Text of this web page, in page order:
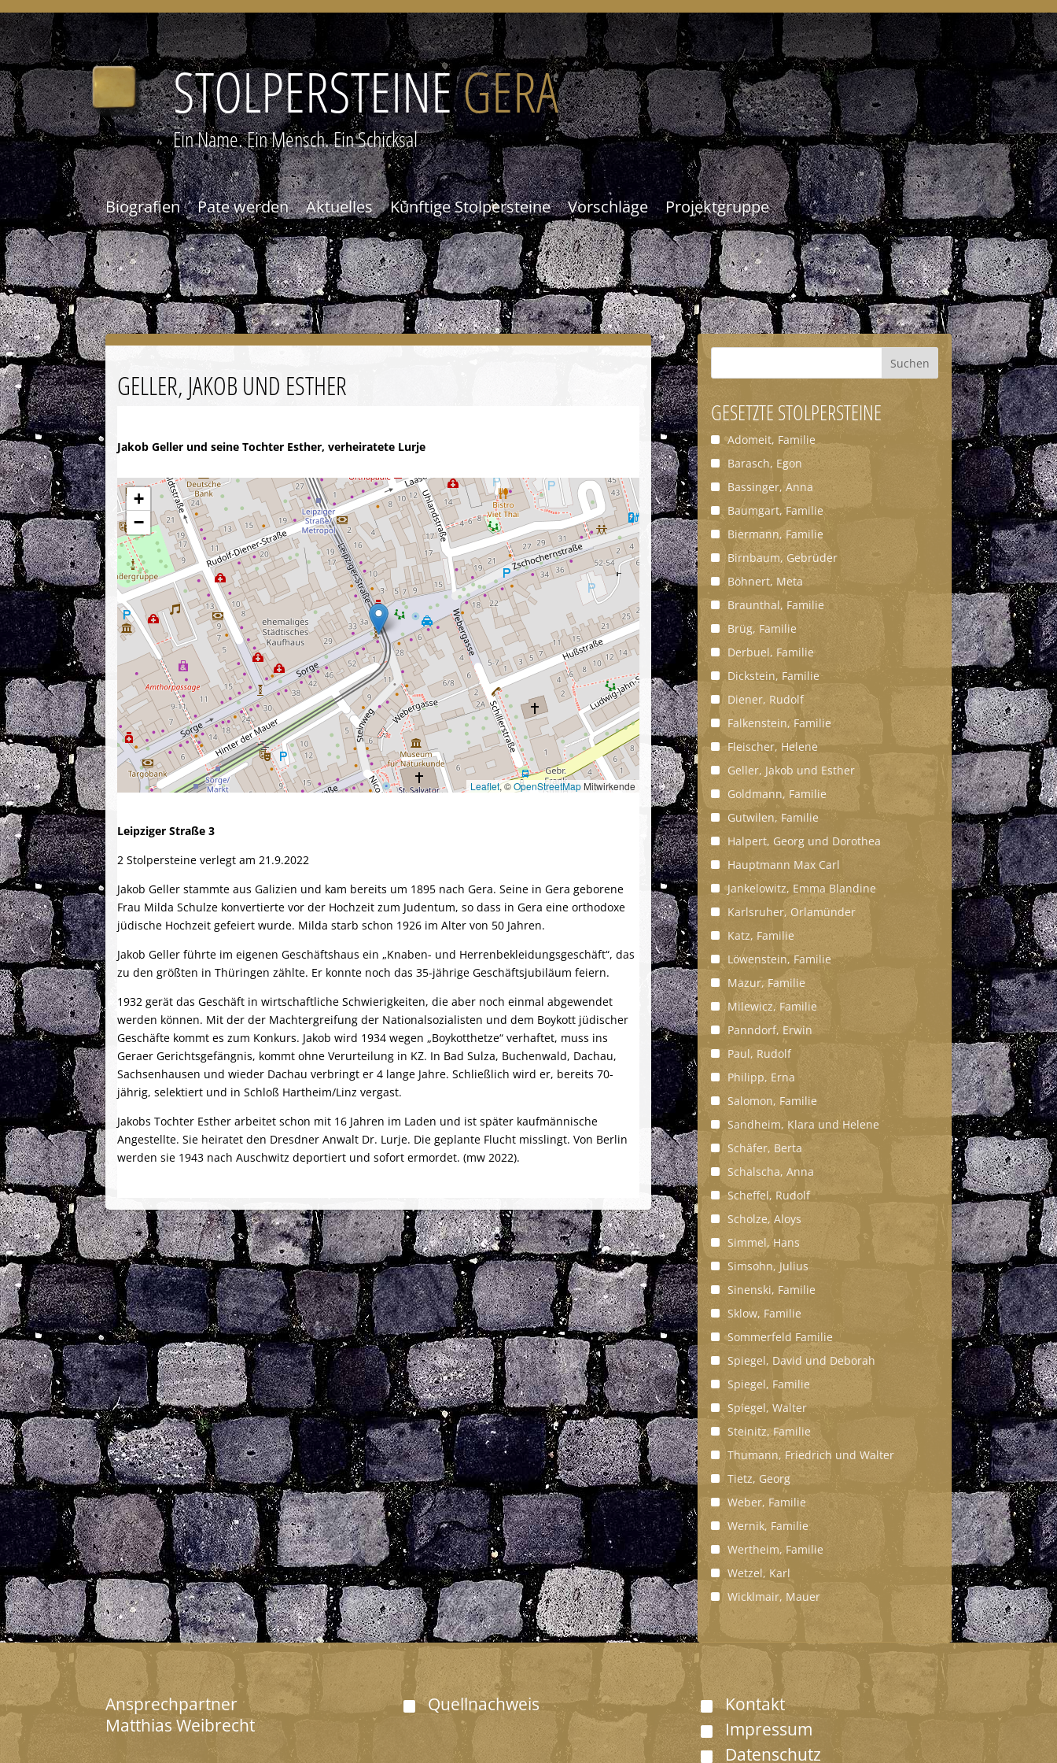
STOLPERSTEINEGERA
Ein Name. Ein Mensch. Ein Schicksal
Biografien Pate werden Aktuelles Künftige Stolpersteine Vorschläge Projektgruppe
GELLER, JAKOB UND ESTHER
Jakob Geller und seine Tochter Esther, verheiratete Lurje
+
−
Leaflet, ©OpenStreetMapMitwirkende
Leipziger Straße 3
2 Stolpersteine verlegt am 21.9.2022
Jakob Geller stammte aus Galizien und kam bereits um 1895 nach Gera. Seine in Gera geborene
Frau Milda Schulze konvertierte vor der Hochzeit zum Judentum, so dass in Gera eine orthodoxe
jüdische Hochzeit gefeiert wurde. Milda starb schon 1926 im Alter von 50 Jahren.
Jakob Geller führte im eigenen Geschäftshaus ein „Knaben- und Herrenbekleidungsgeschäft“, das
zu den größten in Thüringen zählte. Er konnte noch das 35-jährige Geschäftsjubiläum feiern.
1932 gerät das Geschäft in wirtschaftliche Schwierigkeiten, die aber noch einmal abgewendet
werden können. Mit der der Machtergreifung der Nationalsozialisten und dem Boykott jüdischer
Geschäfte kommt es zum Konkurs. Jakob wird 1934 wegen „Boykotthetze“ verhaftet, muss ins
Geraer Gerichtsgefängnis, kommt ohne Verurteilung in KZ. In Bad Sulza, Buchenwald, Dachau,
Sachsenhausen und wieder Dachau verbringt er 4 lange Jahre. Schließlich wird er, bereits 70-
jährig, selektiert und in Schloß Hartheim/Linz vergast.
Jakobs Tochter Esther arbeitet schon mit 16 Jahren im Laden und ist später kaufmännische
Angestellte. Sie heiratet den Dresdner Anwalt Dr. Lurje. Die geplante Flucht misslingt. Von Berlin
werden sie 1943 nach Auschwitz deportiert und sofort ermordet. (mw 2022).
Suchen
GESETZTE STOLPERSTEINE
Adomeit, Familie
Barasch, Egon
Bassinger, Anna
Baumgart, Familie
Biermann, Familie
Birnbaum, Gebrüder
Böhnert, Meta
Braunthal, Familie
Brüg, Familie
Derbuel, Familie
Dickstein, Familie
Diener, Rudolf
Falkenstein, Familie
Fleischer, Helene
Geller, Jakob und Esther
Goldmann, Familie
Gutwilen, Familie
Halpert, Georg und Dorothea
Hauptmann Max Carl
Jankelowitz, Emma Blandine
Karlsruher, Orlamünder
Katz, Familie
Löwenstein, Familie
Mazur, Familie
Milewicz, Familie
Panndorf, Erwin
Paul, Rudolf
Philipp, Erna
Salomon, Familie
Sandheim, Klara und Helene
Schäfer, Berta
Schalscha, Anna
Scheffel, Rudolf
Scholze, Aloys
Simmel, Hans
Simsohn, Julius
Sinenski, Familie
Sklow, Familie
Sommerfeld Familie
Spiegel, David und Deborah
Spiegel, Familie
Spiegel, Walter
Steinitz, Familie
Thumann, Friedrich und Walter
Tietz, Georg
Weber, Familie
Wernik, Familie
Wertheim, Familie
Wetzel, Karl
Wicklmair, Mauer
Ansprechpartner
Matthias Weibrecht
Quellnachweis
Kontakt
Impressum
Datenschutz